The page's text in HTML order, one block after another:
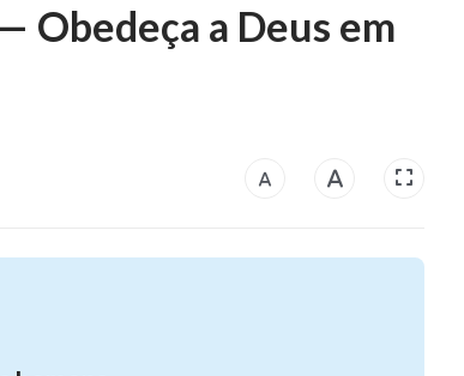
Obedeça a Deus em